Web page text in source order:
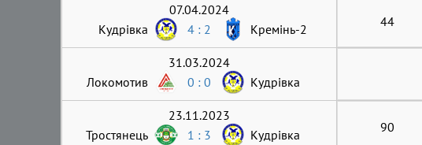
07.04.2024
Кудрівка
4 : 2 Кремінь-2 44
31.03.2024
Локомотив
0 : 0 Кудрівка
23.11.2023
Тростянець
1 : 3 Кудрівка 90